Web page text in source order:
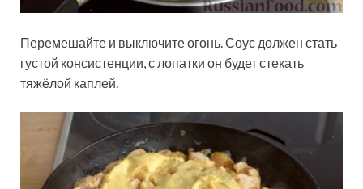
Перемешайте и выключите огонь. Соус должен стать
густой консистенции, с лопатки он будет стекать
тяжёлой каплей.